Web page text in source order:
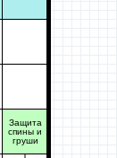
Защита
спины и
груши